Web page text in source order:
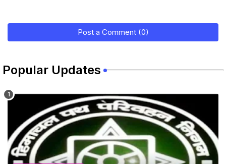
Post a Comment (0)
Popular Updates